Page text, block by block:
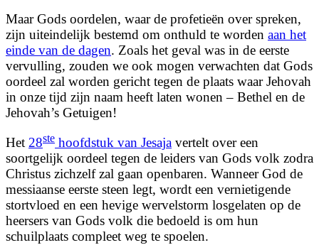
Maar Gods oordelen, waar de profetieën over spreken,
zijn uiteindelijk bestemd om onthuld te worden aan het
einde van de dagen. Zoals het geval was in de eerste
vervulling, zouden we ook mogen verwachten dat Gods
oordeel zal worden gericht tegen de plaats waar Jehovah
in onze tijd zijn naam heeft laten wonen – Bethel en de
Jehovah’s Getuigen!
Het 28ste hoofdstuk van Jesaja vertelt over een
soortgelijk oordeel tegen de leiders van Gods volk zodra
Christus zichzelf zal gaan openbaren. Wanneer God de
messiaanse eerste steen legt, wordt een vernietigende
stortvloed en een hevige wervelstorm losgelaten op de
heersers van Gods volk die bedoeld is om hun
schuilplaats compleet weg te spoelen.